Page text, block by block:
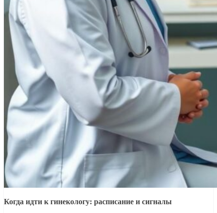
Когда идти к гинекологу: расписание и сигналы